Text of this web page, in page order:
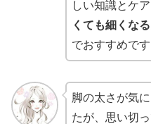
しい知識とケ
くても細くな
でおすすめです
脚の太さが気
たが、思い切